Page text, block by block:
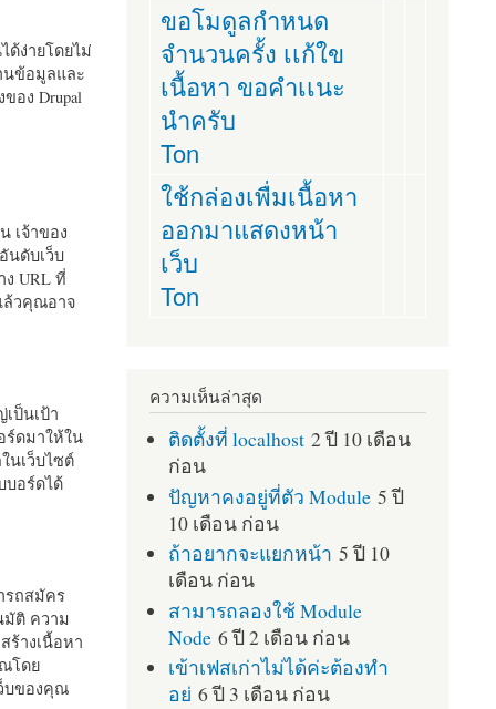
ด้ง่ายโดยไม่
นข้อมูลและ
อง Drupal
เจ้าของ
นดับเว็บ
URL ที่
ล้วคุณอาจ
ป็นเป้า
ร์ดมาให้ใน
นเว็บไซต์
บอร์ดได้
รถสมัคร
มัติ ความ
ร้างเนื้อหา
ณโดย
บของคุณ
ขอโมดูลกำหนด
จำนวนครั้ง เเก้ใข
เนื้อหา ขอคำเเนะ
นำครับ
Ton
ใช้กล่องเพื่มเนื้อหา
ออกมาแสดงหน้า
เว็บ
Ton
ความเห็นล่าสุด
ติดตั้งที่ localhost 2 ปี 10 เดือน
ก่อน
ปัญหาคงอยู่ที่ตัว Module 5 ปี
10 เดือน ก่อน
ถ้าอยากจะแยกหน้า 5 ปี 10
เดือน ก่อน
สามารถลองใช้ Module
Node 6 ปี 2 เดือน ก่อน
เข้าเฟสเก่าไม่ได้ค่ะต้องทำ
อย่ 6 ปี 3 เดือน ก่อน